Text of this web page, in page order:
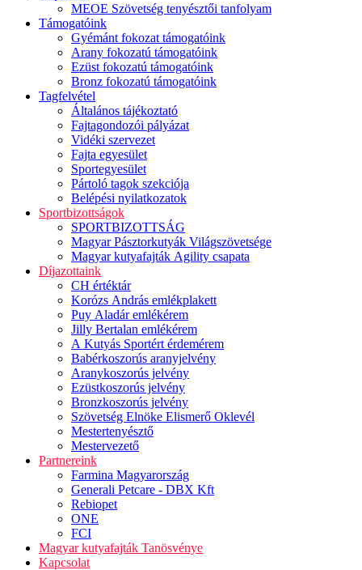
MEOE Szövetség tenyésztői tanfolyam
Támogatóink
Gyémánt fokozat támogatóink
Arany fokozatú támogatóink
Ezüst fokozatú támogatóink
Bronz fokozatú támogatóink
Tagfelvétel
Általános tájékoztató
Fajtagondozói pályázat
Vidéki szervezet
Fajta egyesület
Sportegyesület
Pártoló tagok szekciója
Belépési nyilatkozatok
Sportbizottságok
SPORTBIZOTTSÁG
Magyar Pásztorkutyák Világszövetsége
Magyar kutyafajták Agility csapata
Díjazottaink
CH értéktár
Korózs András emlékplakett
Puy Aladár emlékérem
Jilly Bertalan emlékérem
A Kutyás Sportért érdemérem
Babérkoszorús aranyjelvény
Aranykoszorús jelvény
Ezüstkoszorús jelvény
Bronzkoszorús jelvény
Szövetség Elnöke Elismerő Oklevél
Mestertenyésztő
Mestervezető
Partnereink
Farmina Magyarország
Generali Petcare - DBX Kft
Rebiopet
ONE
FCI
Magyar kutyafajták Tanösvénye
Kapcsolat